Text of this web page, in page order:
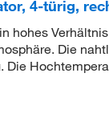
4-türig,
hohes
Die